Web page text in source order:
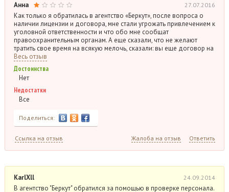
Анна 27.07.2016
Как только я обратилась в агентство «Беркут», после вопроса о
наличии лицензии и договора, мне стали угрожать привлечением к
уголовной ответственности и что обо мне сообщат
правоохранительным органам. А еще сказали, что не желают
тратить свое время на всякую мелочь, сказали: вы еще договор на
Весь отзыв
Достоинства
Нет
Недостатки
Все
Поделиться:
Ссылка на отзыв Жалоба на отзыв Ответить
KarlXll 24.09.2014
В агентство "Беркут" обратился за помощью в проверке персонала.